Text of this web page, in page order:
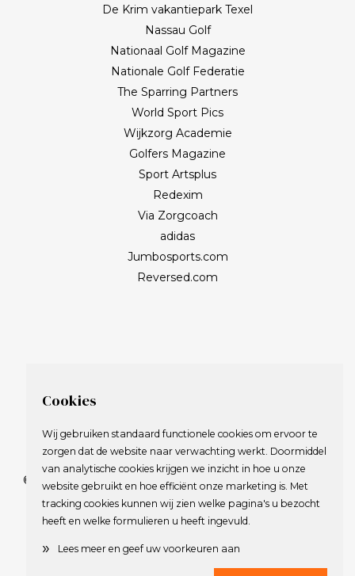
De Krim vakantiepark Texel
Nassau Golf
Nationaal Golf Magazine
Nationale Golf Federatie
The Sparring Partners
World Sport Pics
Wijkzorg Academie
Golfers Magazine
Sport Artsplus
Redexim
Via Zorgcoach
adidas
Jumbosports.com
Reversed.com
© 2009-2023 Nederlandse Vereniging van Golfspelende
Journalisten.
Alle rechten voorbehouden.
Privacy Statement
Cookies
Wij gebruiken standaard functionele cookies om ervoor te
zorgen dat de website naar verwachting werkt. Doormiddel
van analytische cookies krijgen we inzicht in hoe u onze
website gebruikt en hoe efficiënt onze marketing is. Met
tracking cookies kunnen wij zien welke pagina's u bezocht
heeft en welke formulieren u heeft ingevuld.
» Lees meer en geef uw voorkeuren aan